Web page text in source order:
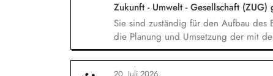
Zukunft - Umwelt - Gesellschaft (ZUG)
Sie sind zuständig für den Aufbau des
die Planung und Umsetzung der mit
strategischen Ziele. Sie übernehmen
Personalentwicklung der Ihnen direkt